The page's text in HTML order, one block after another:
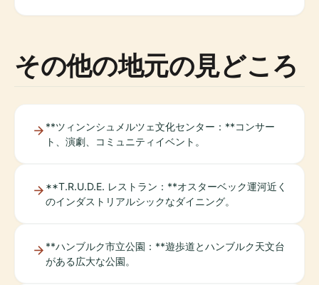
その他の地元の見どころ
**ツィンンシュメルツェ文化センター：**コンサー
ト、演劇、コミュニティイベント。
**T.R.U.D.E. レストラン：**オスターベック運河近く
のインダストリアルシックなダイニング。
**ハンブルク市立公園：**遊歩道とハンブルク天文台
がある広大な公園。